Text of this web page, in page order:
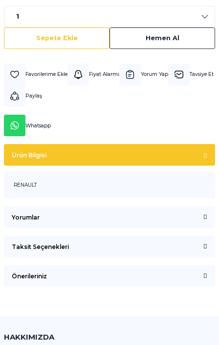
Sepete Ekle Hemen Al
Fiyat Alarmı Yorum Yap Tavsiye Et
Paylaş
Whatsapp
Ürün Bilgisi
RENAULT
Yorumlar
Taksit Seçenekleri
Önerileriniz
Görüş ve önerileriniz için teşekkür ederiz.
HAKKIMIZDA